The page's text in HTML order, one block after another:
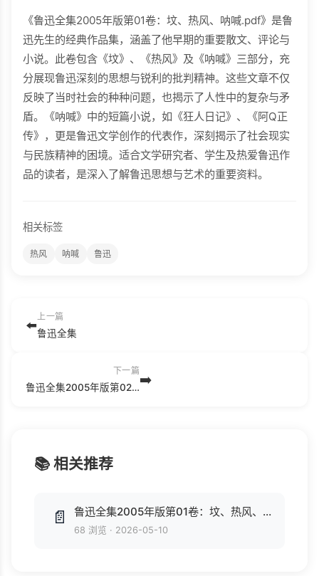
《鲁迅全集2005年版第01卷：坟、热风、呐喊.pdf》是鲁
迅先生的经典作品集，涵盖了他早期的重要散文、评论与
小说。此卷包含《坟》、《热风》及《呐喊》三部分，充
分展现鲁迅深刻的思想与锐利的批判精神。这些文章不仅
反映了当时社会的种种问题，也揭示了人性中的复杂与矛
盾。《呐喊》中的短篇小说，如《狂人日记》、《阿Q正
传》，更是鲁迅文学创作的代表作，深刻揭示了社会现实
与民族精神的困境。适合文学研究者、学生及热爱鲁迅作
品的读者，是深入了解鲁迅思想与艺术的重要资料。
相关标签
热风 呐喊 鲁迅
⬅️
上一篇
鲁迅全集
下一篇
鲁迅全集2005年版第02卷：彷徨、野草、朝花夕拾、故事新编.pdf➡️
📚 相关推荐
📄 鲁迅全集2005年版第01卷：坟、热风、呐喊.pdf
68 浏览 · 2026-05-10